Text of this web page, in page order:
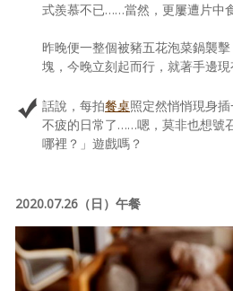
式羨慕不已……當然，更屢遭片中
昨晚便一整個被豬五花泡菜鍋襲
塊，今晚立刻起而行，就著手邊
話說，每拍餐桌照定然悄悄現身
不疲的日常了……嗯，莫非也想號
哪裡？」遊戲嗎？
2020.07.26（日）午餐